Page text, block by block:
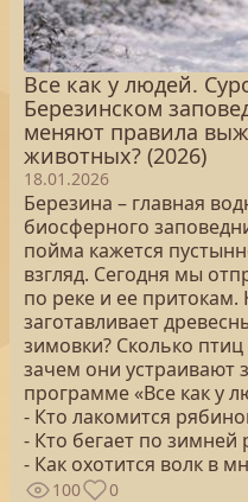
Все как у людей.
Березинском
меняют правила
животных? (2026)
18.01.2026
Березина – главная
биосферного
пойма кажется
взгляд. Сегодня мы
по реке и ее притокам.
заготавливает
зимовки? Сколько птиц
зачем они устраивают
программе «Все как у
- Кто лакомится
- Кто бегает по зимней
- Как охотится волк в
100 0